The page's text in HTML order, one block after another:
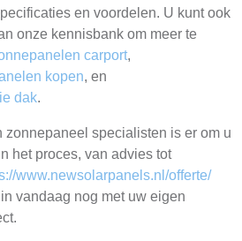
en voordelen. U kunt ook
onze kennisbank om meer te
carport,
kopen, en
dak.
zonnepaneel specialisten is er om u
het proces, van advies tot
www.newsolarpanels.nl/offerte/
vandaag nog met uw eigen